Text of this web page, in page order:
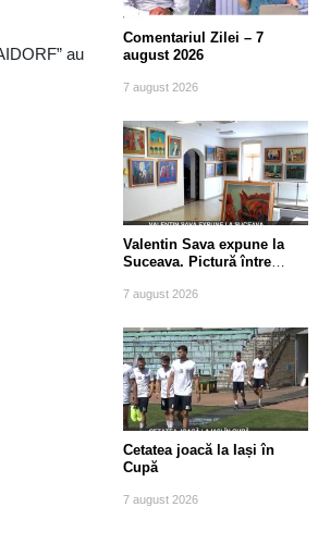
au
Comentariul Zilei – 7
august 2026
7 august 2026
Valentin Sava expune la
Suceava. Pictură între
7 august 2026
Cetatea joacă la Iași în
Cupă
7 august 2026